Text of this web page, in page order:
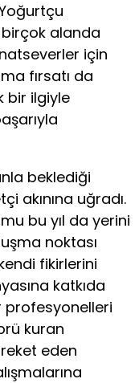
birçok alanda
için
fırsatı da
bir ilgiyle
beklediği
akınına uğradı.
bu yıl da yerini
noktası
fikirlerini
katkıda
profesyonelleri
kuran
eden